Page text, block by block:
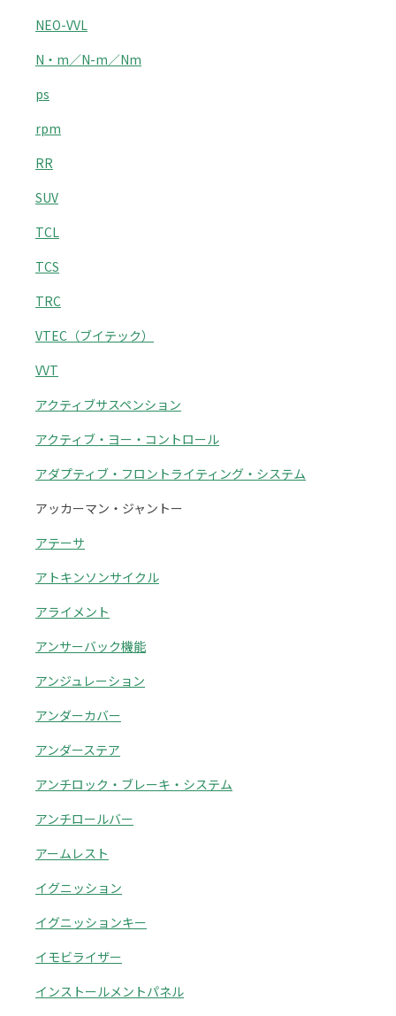
NEO-VVL
N・m／N-m／Nm
ps
rpm
RR
SUV
TCL
TCS
TRC
VTEC（ブイテック）
VVT
アクティブサスペンション
アクティブ・ヨー・コントロール
アダプティブ・フロントライティング・システム
アッカーマン・ジャントー
アテーサ
アトキンソンサイクル
アライメント
アンサーバック機能
アンジュレーション
アンダーカバー
アンダーステア
アンチロック・ブレーキ・システム
アンチロールバー
アームレスト
イグニッション
イグニッションキー
イモビライザー
インストールメントパネル